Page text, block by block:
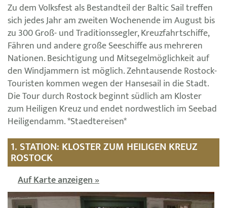
Zu dem Volksfest als Bestandteil der Baltic Sail treffen
sich jedes Jahr am zweiten Wochenende im August bis
zu 300 Groß- und Traditionssegler, Kreuzfahrtschiffe,
Fähren und andere große Seeschiffe aus mehreren
Nationen. Besichtigung und Mitsegelmöglichkeit auf
den Windjammern ist möglich. Zehntausende Rostock-
Touristen kommen wegen der Hansesail in die Stadt.
Die Tour durch Rostock beginnt südlich am Kloster
zum Heiligen Kreuz und endet nordwestlich im Seebad
Heiligendamm. *Staedtereisen*
1. STATION: KLOSTER ZUM HEILIGEN KREUZ
ROSTOCK
Auf Karte anzeigen »